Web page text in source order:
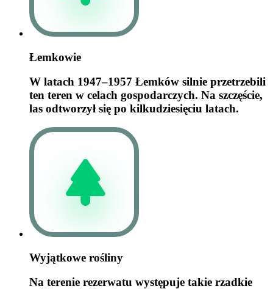
Łemkowie
W latach 1947–1957 Łemków silnie przetrzebili
ten teren w celach gospodarczych. Na szczęście,
las odtworzył się po kilkudziesięciu latach.
Wyjątkowe rośliny
Na terenie rezerwatu występuje takie rzadkie